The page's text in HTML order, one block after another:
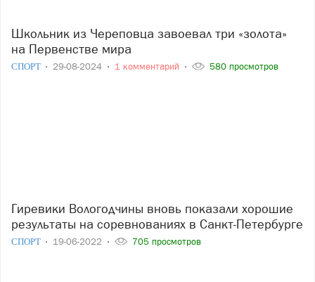
Школьник из Череповца завоевал три «золота»
на Первенстве мира
СПОРТ 29-08-2024 1 комментарий 580 просмотров
Гиревики Вологодчины вновь показали хорошие
результаты на соревнованиях в Санкт-Петербурге
СПОРТ 19-06-2022 705 просмотров